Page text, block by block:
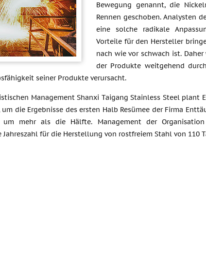
Bewegung genannt, die
Rennen geschoben. Analysten
eine solche radikale
Vorteile für den Hersteller
nach wie vor schwach ist.
der Produkte weitgehend
seiner Produkte verursacht.
Management Shanxi Taigang Stainless Steel
die Ergebnisse des ersten Halb Resümee der Firma
um mehr als die Hälfte. Management der
für die Herstellung von rostfreiem Stahl von 110